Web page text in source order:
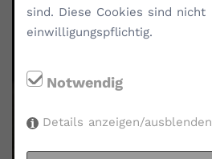
sind. Diese Cookies sind nicht
einwilligungspflichtig.
Notwendig
Details anzeigen/ausblenden